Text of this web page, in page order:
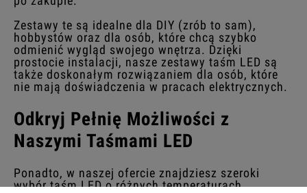
Zestawy te są idealne dla DIY (zrób to sam),
hobbystów oraz dla osób, które chcą szybko
odmienić wygląd swojego wnętrza. Dzięki
prostocie instalacji, nasze zestawy taśm LED są
także doskonałym rozwiązaniem dla osób, które
nie mają doświadczenia w pracach elektrycznych.
Odkryj Pełnię Możliwości z
Naszymi Taśmami LED
Ponadto, w naszej ofercie znajdziesz szeroki
wybór taśm LED o różnych temperaturach